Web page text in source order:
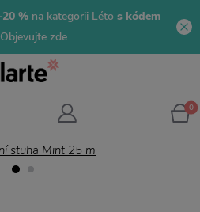
% na kategorii Léto s kódem
zde
0